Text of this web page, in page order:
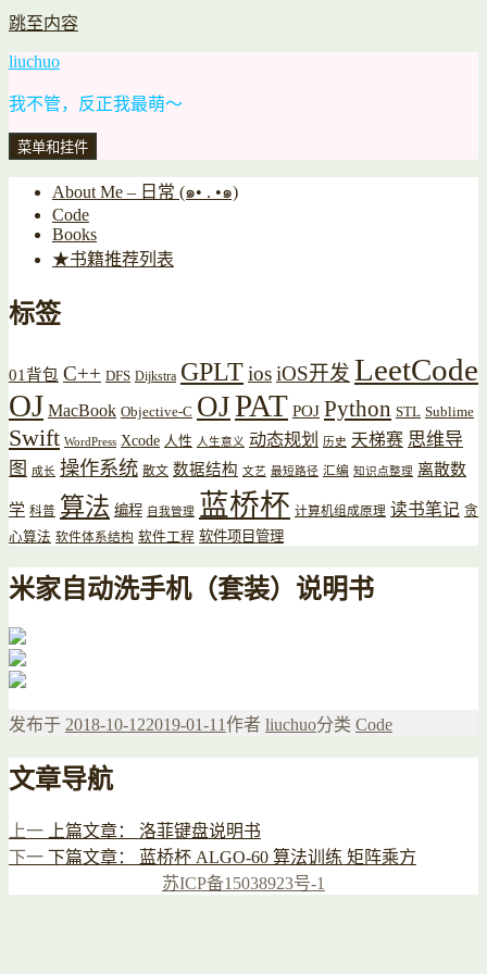
跳至内容
liuchuo
我不管，反正我最萌～
菜单和挂件
About Me – 日常 (๑• . •๑)
Code
Books
★书籍推荐列表
标签
01背包 C++ DFS Dijkstra GPLTiosiOS开发 LeetCode
OJ MacBook Objective-C OJPAT POJ Python STL Sublime
Swift WordPress Xcode 人性 人生意义 动态规划 历史 天梯赛 思维导
图
成长 操作系统 散文 数据结构 文艺 最短路径 汇编 知识点整理 离散数
学 科普 算法 编程 自我管理 蓝桥杯 计算机组成原理 读书笔记 贪
心算法 软件体系结构 软件工程 软件项目管理
米家自动洗手机（套装）说明书
发布于 2018-10-122019-01-11作者 liuchuo分类 Code
文章导航
上一 上篇文章：
洛菲键盘说明书
下一 下篇文章：
蓝桥杯 ALGO-60 算法训练 矩阵乘方
苏ICP备15038923号-1